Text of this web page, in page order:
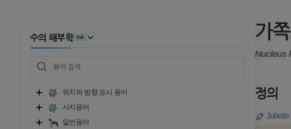
수의 해부학 VA
위치와 방향 표시 용어
사지용어
일반용어
가
Nucleus
정의
Juliette